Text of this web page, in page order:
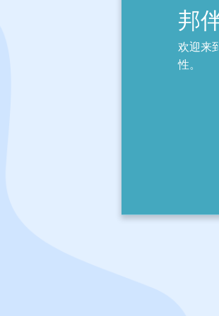
邦
欢迎来
性。